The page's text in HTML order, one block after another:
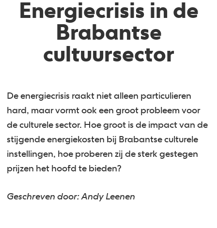
Energiecrisis in de
Brabantse
cultuursector
De energiecrisis raakt niet alleen particulieren
hard, maar vormt ook een groot probleem voor
de culturele sector. Hoe groot is de impact van de
stijgende energiekosten bij Brabantse culturele
instellingen, hoe proberen zij de sterk gestegen
prijzen het hoofd te bieden?
Geschreven door: Andy Leenen